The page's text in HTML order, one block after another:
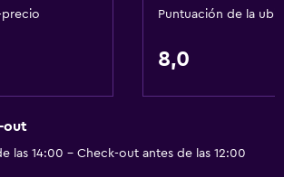
precio Puntuación de la
8,0
out
las 14:00 - Check-out antes de las 12:00